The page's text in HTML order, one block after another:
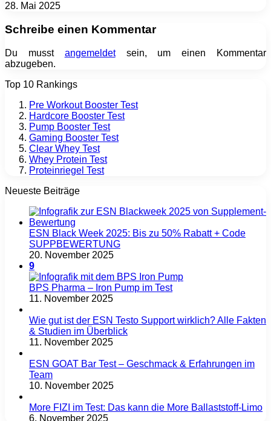
28. Mai 2025
Schreibe einen Kommentar
Du musst angemeldetsein, um einen Kommentar
abzugeben.
Top 10 Rankings
Pre Workout Booster Test
Hardcore Booster Test
Pump Booster Test
Gaming Booster Test
Clear Whey Test
Whey Protein Test
Proteinriegel Test
Neueste Beiträge
ESN Black Week 2025: Bis zu 50% Rabatt + Code
SUPPBEWERTUNG
20. November 2025
9
BPS Pharma – Iron Pump im Test
11. November 2025
Wie gut ist der ESN Testo Support wirklich? Alle Fakten
& Studien im Überblick
11. November 2025
ESN GOAT Bar Test – Geschmack & Erfahrungen im
Team
10. November 2025
More FIZI im Test: Das kann die More Ballaststoff-Limo
6. November 2025